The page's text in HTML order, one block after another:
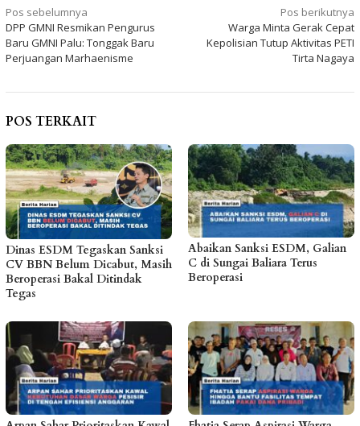
Navigasi
pos
Pos sebelumnya
DPP GMNI Resmikan Pengurus
Baru GMNI Palu: Tonggak Baru
Perjuangan Marhaenisme
Pos berikutnya
Warga Minta Gerak Cepat
Kepolisian Tutup Aktivitas PETI
Tirta Nagaya
POS TERKAIT
Dinas ESDM Tegaskan Sanksi
CV BBN Belum Dicabut, Masih
Beroperasi Bakal Ditindak
Tegas
Abaikan Sanksi ESDM, Galian
C di Sungai Baliara Terus
Beroperasi